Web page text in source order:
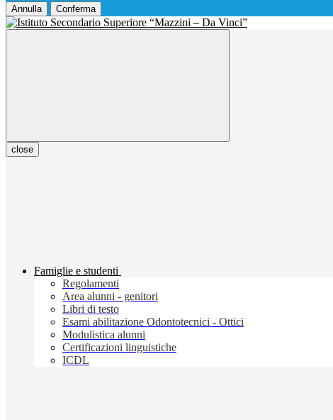
Annulla Conferma
close
Famiglie e studenti
Regolamenti
Area alunni - genitori
Libri di testo
Esami abilitazione Odontotecnici - Ottici
Modulistica alunni
Certificazioni linguistiche
ICDL